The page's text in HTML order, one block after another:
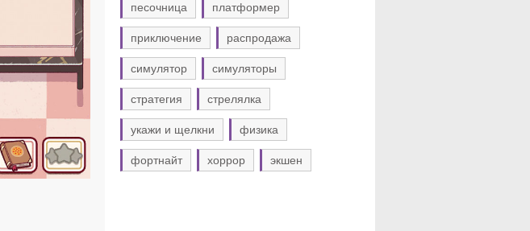
песочница платформер
приключение распродажа
симулятор симуляторы
стратегия стрелялка
укажи и щелкни физика
фортнайт хоррор экшен